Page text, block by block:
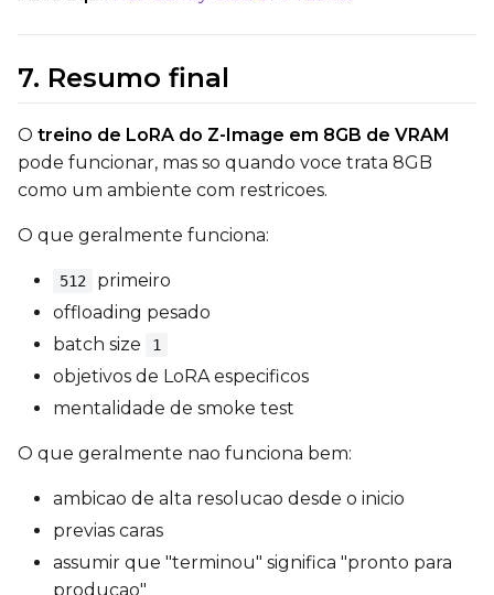
Prompt
Seed
7. Resumo final
O treino de LoRA do Z-Image em 8GB de VRAM
pode funcionar, mas so quando voce trata 8GB
como um ambiente com restricoes.
O que geralmente funciona:
512
primeiro
offloading pesado
batch size
1
objetivos de LoRA especificos
mentalidade de smoke test
O que geralmente nao funciona bem:
ambicao de alta resolucao desde o inicio
previas caras
assumir que "terminou" significa "pronto para
producao"